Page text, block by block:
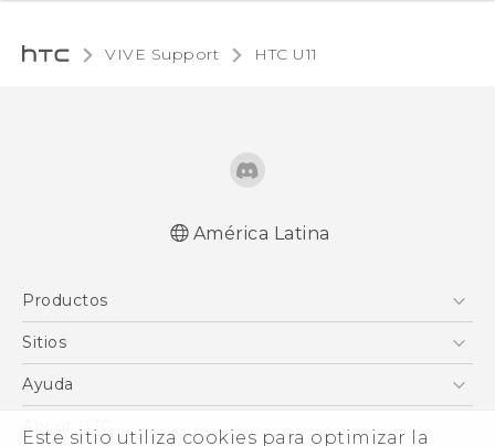
Este sitio utiliza cookies para optimizar la
VIVE Support HTC U11‎
English - User manual
América Latina
Productos
5G
EXODUS
VIVE
Sitios
HTC Desarrollo
Ayuda
About HTC